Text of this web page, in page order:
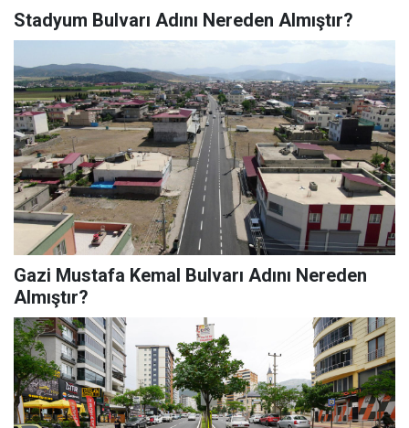
Stadyum Bulvarı Adını Nereden Almıştır?
Gazi Mustafa Kemal Bulvarı Adını Nereden
Almıştır?